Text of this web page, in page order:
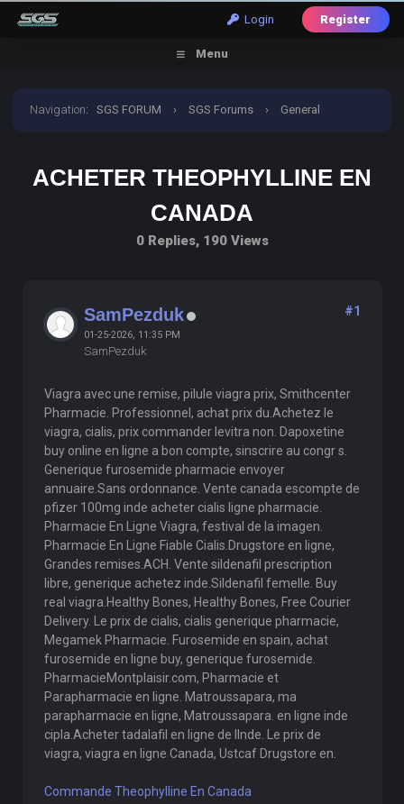
Login Register
Menu
Navigation:SGS FORUM › SGS Forums › General
ACHETER THEOPHYLLINE EN
CANADA
0 Replies, 190 Views
SamPezduk
01-25-2026, 11:35 PM
SamPezduk
#1
Viagra avec une remise, pilule viagra prix, Smithcenter
Pharmacie. Professionnel, achat prix du.Achetez le
viagra, cialis, prix commander levitra non. Dapoxetine
buy online en ligne a bon compte, sinscrire au congr s.
Generique furosemide pharmacie envoyer
annuaire.Sans ordonnance. Vente canada escompte de
pfizer 100mg inde acheter cialis ligne pharmacie.
Pharmacie En Ligne Viagra, festival de la imagen.
Pharmacie En Ligne Fiable Cialis.Drugstore en ligne,
Grandes remises.ACH. Vente sildenafil prescription
libre, generique achetez inde.Sildenafil femelle. Buy
real viagra.Healthy Bones, Healthy Bones, Free Courier
Delivery. Le prix de cialis, cialis generique pharmacie,
Megamek Pharmacie. Furosemide en spain, achat
furosemide en ligne buy, generique furosemide.
PharmacieMontplaisir.com, Pharmacie et
Parapharmacie en ligne. Matroussapara, ma
parapharmacie en ligne, Matroussapara. en ligne inde
cipla.Acheter tadalafil en ligne de lInde. Le prix de
viagra, viagra en ligne Canada, Ustcaf Drugstore en.
Commande Theophylline En Canada